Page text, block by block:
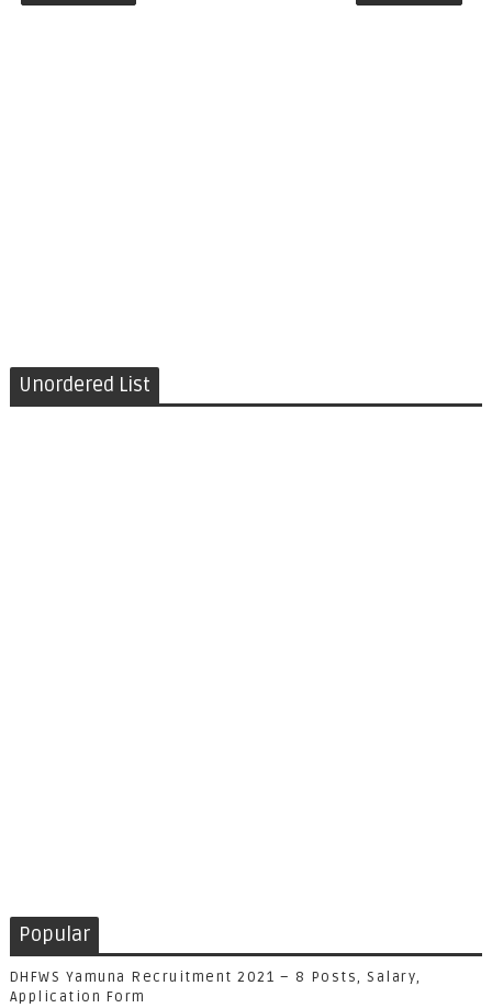
Unordered List
Popular
DHFWS Yamuna Recruitment 2021 – 8 Posts, Salary,
Application Form